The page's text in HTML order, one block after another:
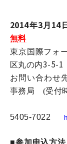
2014年3 月 14
無料
東京国際フ
区丸の内3-5-1
お問い合わせ
事務局 (受付
5405-7022